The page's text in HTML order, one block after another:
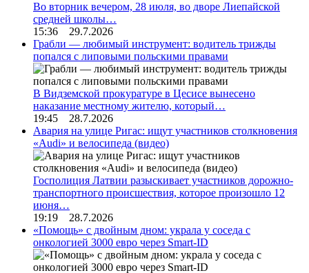
Во вторник вечером, 28 июля, во дворе Лиепайской
средней школы…
15:36 29.7.2026
Грабли — любимый инструмент: водитель трижды
попался с липовыми польскими правами
В Видземской прокуратуре в Цесисе вынесено
наказание местному жителю, который…
19:45 28.7.2026
Авария на улице Ригас: ищут участников столкновения
«Audi» и велосипеда (видео)
Госполиция Латвии разыскивает участников дорожно-
транспортного происшествия, которое произошло 12
июня…
19:19 28.7.2026
«Помощь» с двойным дном: украла у соседа с
онкологией 3000 евро через Smart-ID